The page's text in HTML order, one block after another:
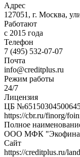
Адрес
127051, г. Москва,
Работают
с 2015 года
Телефон
7 (495) 532-07-07
Почта
info@creditplus.ru
Режим работы
24/7
Лицензия
ЦБ
https://cbr.ru/finorg/
Полное
ООО МФК
Сайт
https://creditplus.ru/